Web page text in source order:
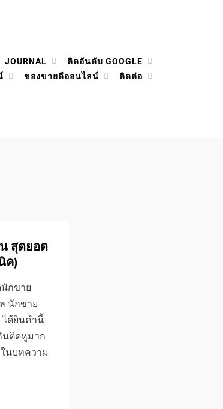
JOURNAL
ติดอันดับ GOOGLE
ของขายดีออนไลน์ ติดต่อ
สุดยอด
ค)
กขาย
นักขาย
ได้ยินคำนี้
นติดหูมาก
นบทความ